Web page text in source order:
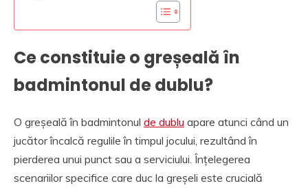
Ce constituie o greșeală în
badmintonul de dublu?
O greșeală în badmintonul de dublu apare atunci când un
jucător încalcă regulile în timpul jocului, rezultând în
pierderea unui punct sau a serviciului. Înțelegerea
scenariilor specifice care duc la greșeli este crucială